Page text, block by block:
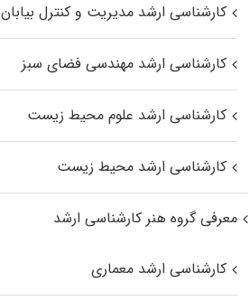
کارشناسی ارشد مدیریت و کنترل بیابان
کارشناسی ارشد مهندسی فضای سبز
کارشناسی ارشد علوم محیط‌ زیست
کارشناسی ارشد محیط زیست
معرفی گروه هنر کارشناسی ارشد
کارشناسی ارشد معماری